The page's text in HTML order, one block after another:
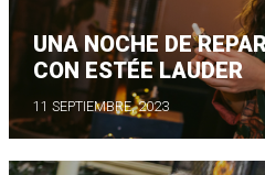
UNA NOCHE DE
CON ESTÉE LAUDER
11 SEPTIEMBRE, 2023